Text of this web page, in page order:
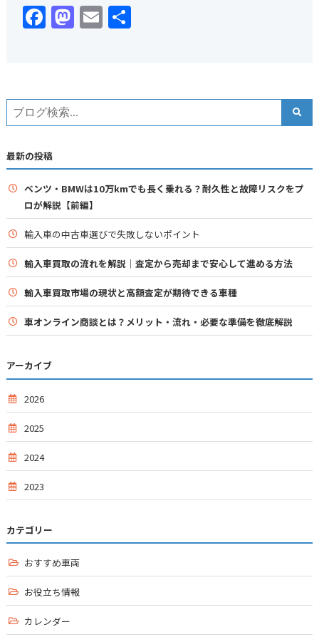
Facebook
Mastodon
Email
最新の投稿
ベンツ・BMWは10万kmでも長く乗れる？耐久性と故障リスクをプ
ロが解説【前編】
輸入車の中古車選びで失敗しないポイント
輸入車買取の流れを解説｜査定から売却まで安心して進める方法
輸入車買取市場の現状と高額査定が期待できる車種
車オンライン商談とは？メリット・流れ・必要な準備を徹底解説
アーカイブ
2026
2025
2024
2023
カテゴリー
おすすめ車両
お役立ち情報
カレンダー